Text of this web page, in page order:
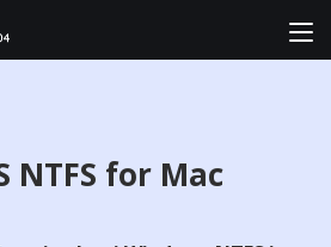
NTFS for Mac